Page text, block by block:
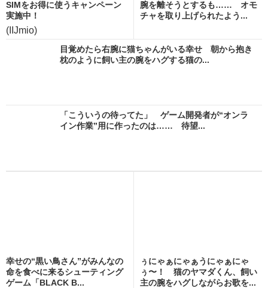
SIMをお得に使うキャンペーン
実施中！
(IIJmio)
腕を離そうとするも…… オモ
チャを取り上げられたよう...
目覚めたら右腕に猫ちゃんがいる幸せ 朝から抱き
枕のように飼い主の腕をハグする猫の...
「こういうの待ってた」 ゲーム開発者が“オンラ
イン作業”用に作ったのは…… 待望...
幸せの“黒い鳥さん”がみんなの
命を食べに来るシューティング
ゲーム「BLACK B...
ぅにゃぁにゃぁうにゃぁにゃ
ぅ〜！ 猫のヤマダくん、飼い
主の腕をハグしながらお歌を...